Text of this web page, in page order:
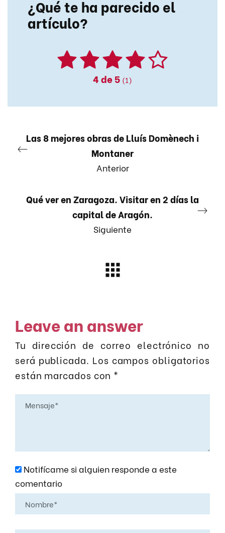
¿Qué te ha parecido el
artículo?
4de 5 (1)
Las 8 mejores obras de Lluís Domènech i
Montaner
Anterior
Qué ver en Zaragoza. Visitar en 2 días la
capital de Aragón.
Siguiente
Leave an answer
Tu dirección de correo electrónico no
será publicada. Los campos obligatorios
están marcados con *
Notifícame si alguien responde a este
comentario